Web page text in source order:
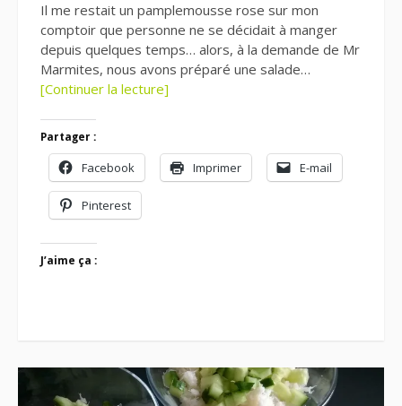
Il me restait un pamplemousse rose sur mon
comptoir que personne ne se décidait à manger
depuis quelques temps… alors, à la demande de Mr
Marmites, nous avons préparé une salade…
[Continuer la lecture]
Partager :
Facebook Imprimer E-mail
Pinterest
J’aime ça :